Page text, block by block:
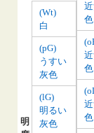
明
(Wt)
白
(pG)
うすい
灰色
(lG)
明るい
灰色
色
色
色